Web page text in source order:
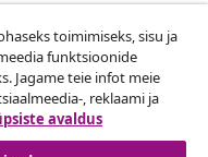
toimimiseks, sisu ja
funktsioonide
Jagame teie infot meie
, reklaami ja
avaldus